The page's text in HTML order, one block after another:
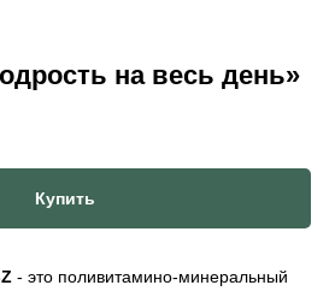
на весь день»
Купить
- это поливитамино-минеральный